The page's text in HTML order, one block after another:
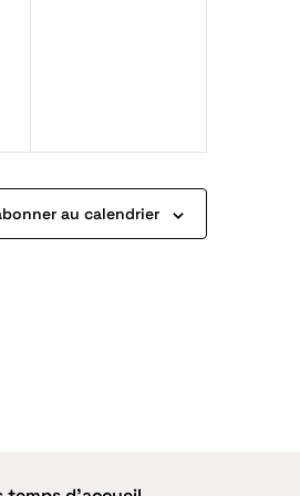
au calendrier